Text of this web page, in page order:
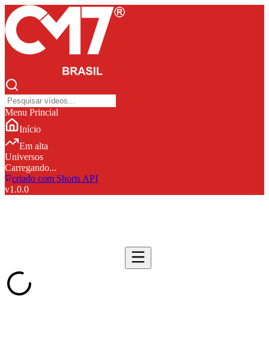
Menu Princial
Início
Em alta
Universos
Carregando...
criado com Shorts API
v1.0.0